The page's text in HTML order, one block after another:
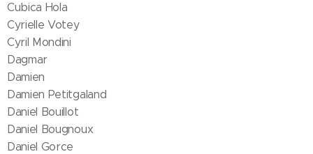
Cubica Hola
Cyrielle Votey
Cyril Mondini
Dagmar
Damien
Damien Petitgaland
Daniel Bouillot
Daniel Bougnoux
Daniel Gorce